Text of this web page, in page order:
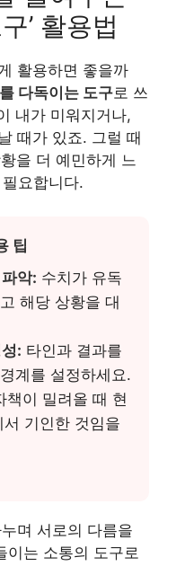
’ 활용법
활용하면 좋을까
다독이는 도구로 쓰
내가 미워지거나,
때가 있죠. 그럴 때
을 더 예민하게 느
요합니다.
팁
악: 수치가 유독
해당 상황을 대
: 타인과 결과를
계를 설정하세요.
책이 밀려올 때 현
기인한 것임을
며 서로의 다름을
이는 소통의 도구로